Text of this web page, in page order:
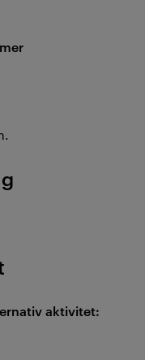
aktivitet: